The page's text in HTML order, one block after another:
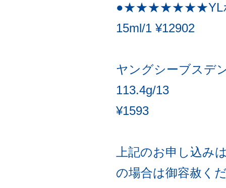
●★★★★★★★YLホ
15ml/1 ¥12902
ヤングシーブスデ
113.4g/13
¥1593
上記のお申し込み
の場合は御容赦く